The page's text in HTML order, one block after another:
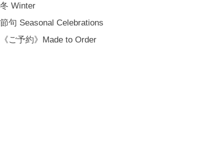
冬 Winter
節句 Seasonal Celebrations
《ご予約》Made to Order
会員規約